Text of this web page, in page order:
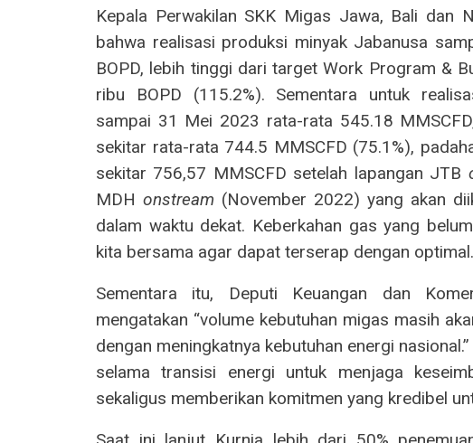
Kepala Perwakilan SKK Migas Jawa, Bali dan
bahwa realisasi produksi minyak Jabanusa
BOPD, lebih tinggi dari target Work Program &
ribu BOPD (115.2%). Sementara untuk
sampai 31 Mei 2023 rata-rata 545.18
sekitar rata-rata 744.5 MMSCFD (75.1%),
sekitar 756,57 MMSCFD setelah lapangan JTB
MDH onstream (November 2022) yang akan
dalam waktu dekat. Keberkahan gas yang
kita bersama agar dapat terserap dengan optimal.
Sementara itu, Deputi Keuangan dan
mengatakan “volume kebutuhan migas masih
dengan meningkatnya kebutuhan energi
selama transisi energi untuk menjaga
sekaligus memberikan komitmen yang kredibel